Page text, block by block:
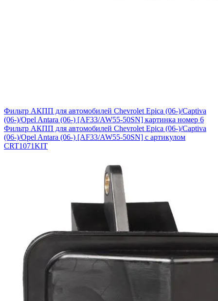
Фильтр АКПП для автомобилей Chevrolet Epica (06-)/Captiva
(06-)/Opel Antara (06-) [AF33/AW55-50SN] картинка номер 6
Фильтр АКПП для автомобилей Chevrolet Epica (06-)/Captiva
(06-)/Opel Antara (06-) [AF33/AW55-50SN] с артикулом
CRT1071KIT